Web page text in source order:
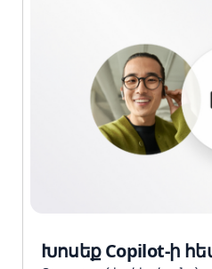
Խոսեք Copilot-ի